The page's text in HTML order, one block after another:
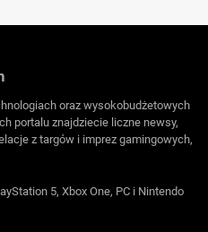
oraz wysokobudżetowych
portalu znajdziecie liczne newsy,
z targów i imprez gamingowych,
5, Xbox One, PC i Nintendo